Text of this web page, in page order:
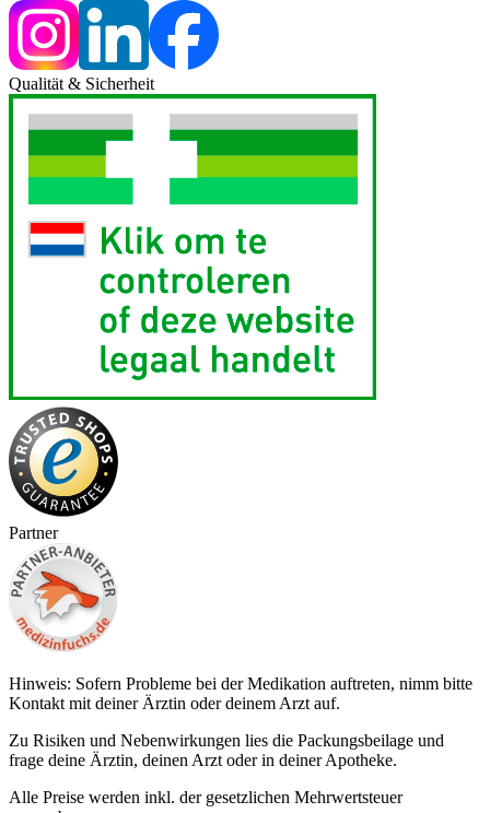
Qualität & Sicherheit
Partner
Hinweis: Sofern Probleme bei der Medikation auftreten, nimm bitte
Kontakt mit deiner Ärztin oder deinem Arzt auf.
Zu Risiken und Nebenwirkungen lies die Packungsbeilage und
frage deine Ärztin, deinen Arzt oder in deiner Apotheke.
Alle Preise werden inkl. der gesetzlichen Mehrwertsteuer